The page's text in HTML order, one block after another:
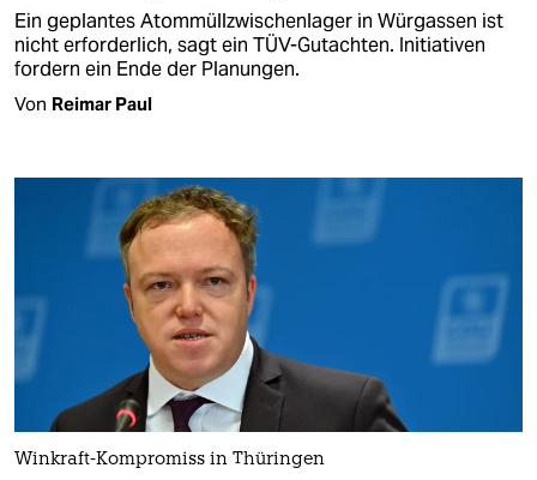
Ein geplantes Atommüllzwischenlager in Würgassen ist
nicht erforderlich, sagt ein TÜV-Gutachten. Initiativen
fordern ein Ende der Planungen.
Von Reimar Paul
Winkraft-Kompromiss in Thüringen